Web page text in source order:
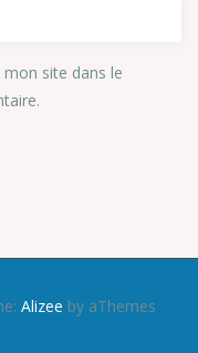
site dans le
Alizee by aThemes